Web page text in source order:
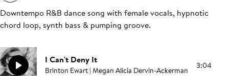
Downtempo R&B dance song with female vocals, hypnotic
chord loop, synth bass & pumping groove.
I Can't Deny It
Brinton Ewart | Megan Alicia Dervin-Ackerman 3:04